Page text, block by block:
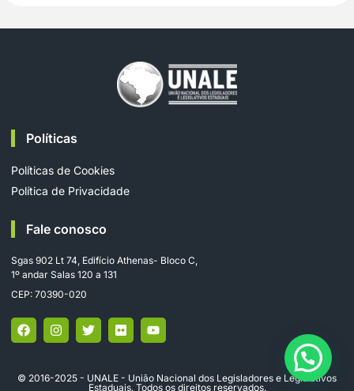
Políticas
Políticas de Cookies
Política de Privacidade
Fale conosco
Sgas 902 Lt 74, Edifício Athenas- Bloco C,
1º andar Salas 120 a 131
CEP: 70390-020
© 2016-2025 - UNALE - União Nacional dos Legisladores e Legislativos
Estaduais. Todos os direitos reservados.